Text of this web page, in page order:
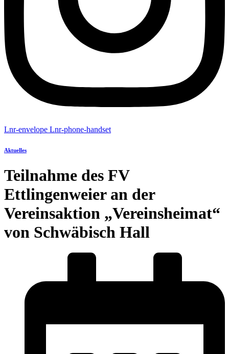
Lnr-envelope Lnr-phone-handset
Aktuelles
Teilnahme des FV
Ettlingenweier an der
Vereinsaktion „Vereinsheimat“
von Schwäbisch Hall